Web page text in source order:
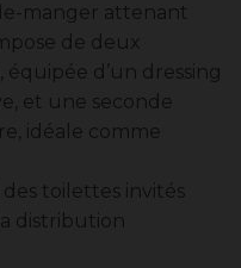
manger attenant
de deux
d’un dressing
et une seconde
idéale comme
toilettes invités
distribution